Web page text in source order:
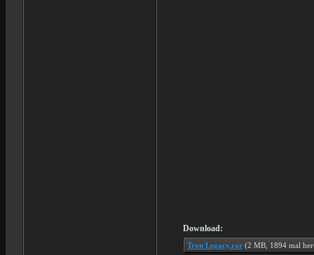
Download:
Tron Legacy.rar (2 MB, 1894 mal